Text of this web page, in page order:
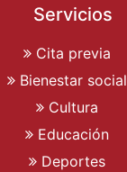
Servicios
Cita previa
Bienestar social
Cultura
Educación
Deportes